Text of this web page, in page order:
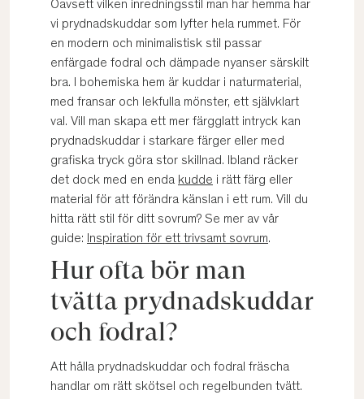
Oavsett vilken inredningsstil man har hemma har
vi prydnadskuddar som lyfter hela rummet. För
en modern och minimalistisk stil passar
enfärgade fodral och dämpade nyanser särskilt
bra. I bohemiska hem är kuddar i naturmaterial,
med fransar och lekfulla mönster, ett självklart
val. Vill man skapa ett mer färgglatt intryck kan
prydnadskuddar i starkare färger eller med
grafiska tryck göra stor skillnad. Ibland räcker
det dock med en enda kudde i rätt färg eller
material för att förändra känslan i ett rum. Vill du
hitta rätt stil för ditt sovrum? Se mer av vår
guide: Inspiration för ett trivsamt sovrum.
Hur ofta bör man
tvätta prydnadskuddar
och fodral?
Att hålla prydnadskuddar och fodral fräscha
handlar om rätt skötsel och regelbunden tvätt.